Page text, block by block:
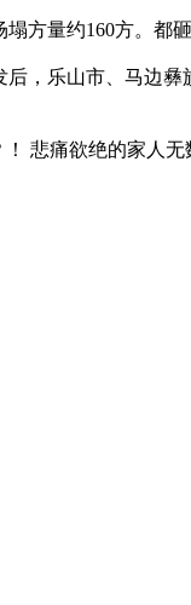
塌方量约160方。都
后，乐山市、马边
悲痛欲绝的家人无